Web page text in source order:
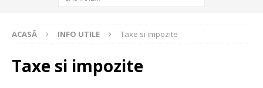
ACASĂ INFO UTILE Taxe si impozite
Taxe si impozite